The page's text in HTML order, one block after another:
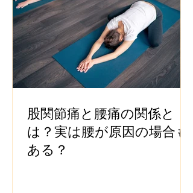
股関節痛と腰痛の関係と
は？実は腰が原因の場合も
ある？